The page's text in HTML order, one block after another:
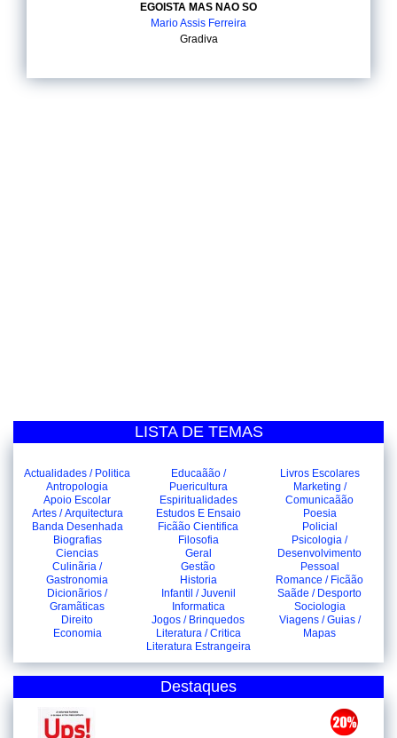
EGOISTA MAS NAO SO
Mario Assis Ferreira
Gradiva
LISTA DE TEMAS
Actualidades / Politica
Antropologia
Apoio Escolar
Artes / Arquitectura
Banda Desenhada
Biografias
Ciencias
Culinãria /
Gastronomia
Dicionãrios /
Gramãticas
Direito
Economia
Educaãão /
Puericultura
Espiritualidades
Estudos E Ensaio
Ficãão Cientifica
Filosofia
Geral
Gestão
Historia
Infantil / Juvenil
Informatica
Jogos / Brinquedos
Literatura / Critica
Literatura Estrangeira
Livros Escolares
Marketing /
Comunicaãão
Poesia
Policial
Psicologia /
Desenvolvimento
Pessoal
Romance / Ficãão
Saãde / Desporto
Sociologia
Viagens / Guias /
Mapas
Destaques